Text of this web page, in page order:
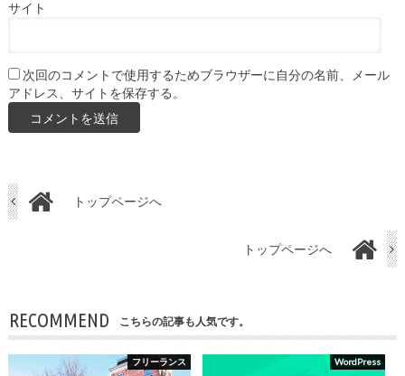
サイト
次回のコメントで使用するためブラウザーに自分の名前、メール
アドレス、サイトを保存する。
トップページへ
トップページへ
RECOMMEND こちらの記事も人気です。
フリーランス WordPress